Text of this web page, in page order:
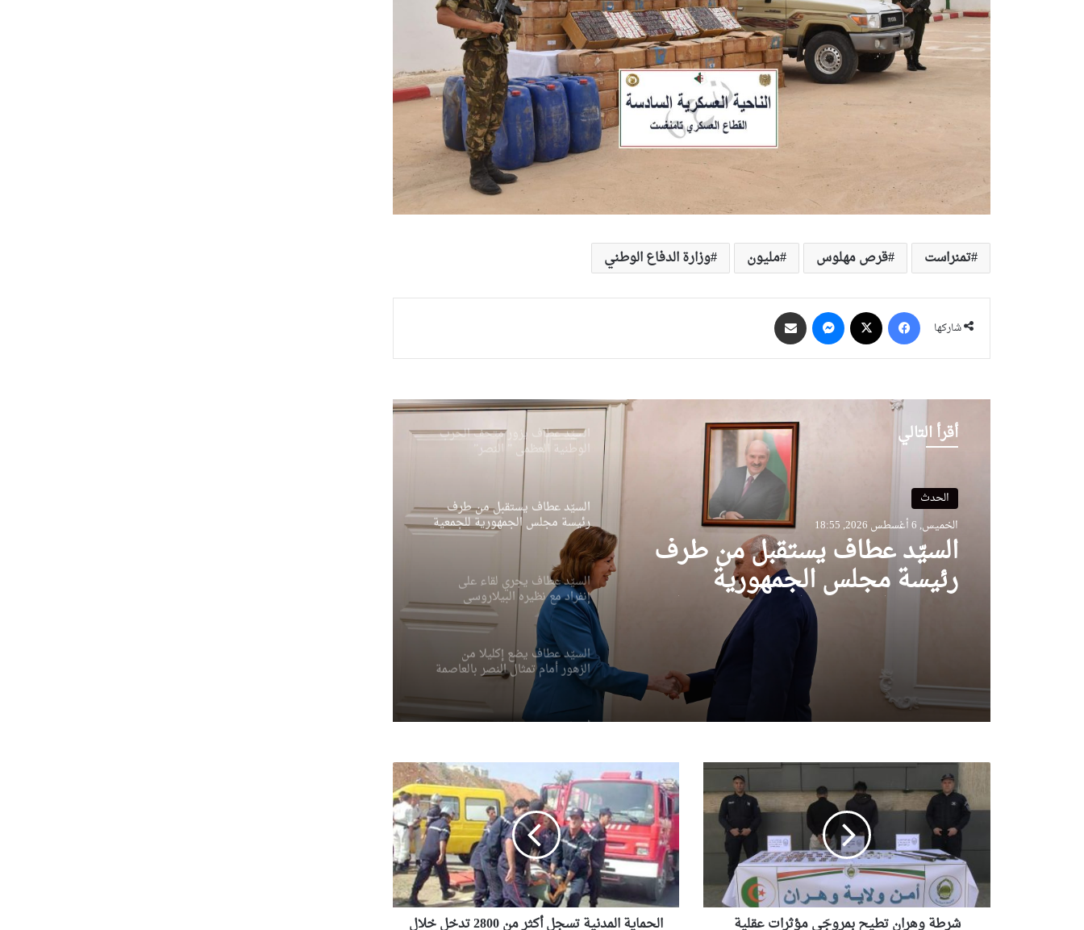
تمنراست قرص مهلوس مليون وزارة الدفاع الوطني
شاركها
فيسبوك ماسنجر
أقرأ التالي
الحدث
الخميس, 6 أغسطس 2026, 18:55
السيّد عطاف يستقبل من طرف
رئيسة مجلس الجمهورية
للجمعية الوطنية البيلاروسية
الإعلان اليوم عن النتائج النهائية
لمسابقة توظيف الأساتذة
باستثناء هذه الولايات
وزير الصناعة يقف على القدرات
الصناعية لمجمع “فيروفيال”
بعنابة
ضربة أمنية لشبكة هربت 21 طنا
العلاقات بين المجلس الشعبي
بوفدش تكلف نوابها التسعة
السيّد عطاف يزور متحف الحرب
الوطنية العظمى ” النصر”
بالعاصمة مينسك
السيّد عطاف يستقبل من طرف
رئيسة مجلس الجمهورية للجمعية
الوطنية البيلاروسية
السيّد عطاف يجري لقاء على
إنفراد مع نظيره البيلاروسي
السيّد عطاف يضع إكليلا من
الزهور أمام تمثال النصر بالعاصمة
مينسك
أحداث سبتة تدفع البرلمان
المشاركة المغربية في استضافة
مونديال2030
الإعلان اليوم عن النتائج النهائية
لمسابقة توظيف الأساتذة
باستثناء هذه الولايات
وزير الصناعة يقف على القدرات
الصناعية لمجمع “فيروفيال”
بعنابة
شرطة
وهران
تطيح
بمروجَي
وتحجز
685
قرصا
شرطة وهران تطيح بمروجَي مؤثرات عقلية
المدنية
تسجل
أكثر
من
2800
تدخل
خلال
24
ساعة
الحماية المدنية تسجل أكثر من 2800 تدخل خلال